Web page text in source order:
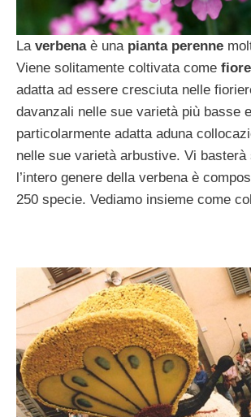
La verbenaè una pianta perenne
Viene solitamente coltivata come
adatta ad essere cresciuta nelle
davanzali nelle sue varietà più basse e
particolarmente adatta aduna
nelle sue varietà arbustive. Vi basterà
l’intero genere della verbena è
250 specie. Vediamo insieme come